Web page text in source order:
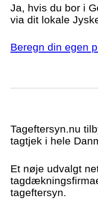
Ja, hvis du bor i
via dit lokale
Beregn din egen
Tageftersyn.nu
tagtjek i hele
Et nøje udvalgt
tageftersyn.